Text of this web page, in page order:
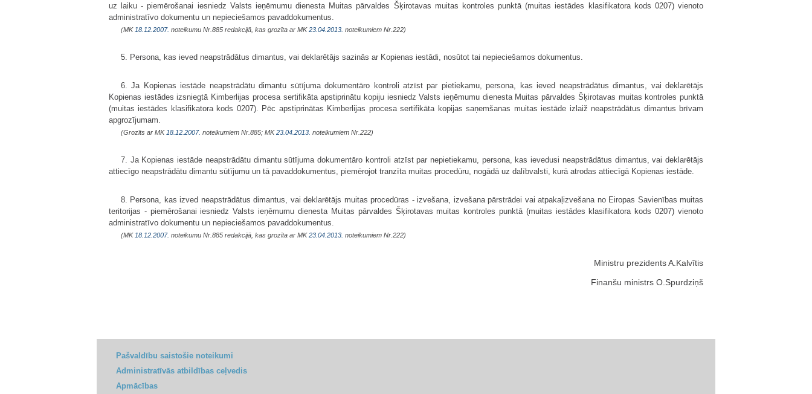
uz laiku - piemērošanai iesniedz Valsts ieņēmumu dienesta Muitas pārvaldes Šķirotavas muitas kontroles punktā (muitas iestādes klasifikatora kods 0207) vienoto
administratīvo dokumentu un nepieciešamos pavaddokumentus.
(MK 18.12.2007. noteikumu Nr.885 redakcijā, kas grozīta ar MK23.04.2013. noteikumiem Nr.222)
5. Persona, kas ieved neapstrādātus dimantus, vai deklarētājs sazinās ar Kopienas iestādi, nosūtot tai nepieciešamos dokumentus.
6. Ja Kopienas iestāde neapstrādātu dimantu sūtījuma dokumentāro kontroli atzīst par pietiekamu, persona, kas ieved neapstrādātus dimantus, vai deklarētājs
Kopienas iestādes izsniegtā Kimberlijas procesa sertifikāta apstiprinātu kopiju iesniedz Valsts ieņēmumu dienesta Muitas pārvaldes Šķirotavas muitas kontroles punktā
(muitas iestādes klasifikatora kods 0207). Pēc apstiprinātas Kimberlijas procesa sertifikāta kopijas saņemšanas muitas iestāde izlaiž neapstrādātus dimantus brīvam
apgrozījumam.
(Grozīts ar MK 18.12.2007. noteikumiem Nr.885; MK23.04.2013. noteikumiem Nr.222)
7. Ja Kopienas iestāde neapstrādātu dimantu sūtījuma dokumentāro kontroli atzīst par nepietiekamu, persona, kas ievedusi neapstrādātus dimantus, vai deklarētājs
attiecīgo neapstrādātu dimantu sūtījumu un tā pavaddokumentus, piemērojot tranzīta muitas procedūru, nogādā uz dalībvalsti, kurā atrodas attiecīgā Kopienas iestāde.
8. Persona, kas izved neapstrādātus dimantus, vai deklarētājs muitas procedūras - izvešana, izvešana pārstrādei vai atpakaļ­izvešana no Eiropas Savienības muitas
teritorijas - piemērošanai iesniedz Valsts ieņēmumu dienesta Muitas pārvaldes Šķirotavas muitas kontroles punktā (muitas iestādes klasifikatora kods 0207) vienoto
administratīvo dokumentu un nepieciešamos pavaddokumentus.
(MK 18.12.2007. noteikumu Nr.885 redakcijā, kas grozīta ar MK23.04.2013. noteikumiem Nr.222)
Ministru prezidents A.Kalvītis
Finanšu ministrs O.Spurdziņš
Pašvaldību saistošie noteikumi
Administratīvās atbildības ceļvedis
Apmācības